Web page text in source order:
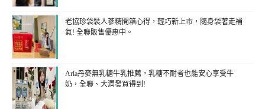
老協珍袋裝人蔘精開箱心得，輕巧新上市，隨身袋著走補
氣! 全聯販售優惠中。
Arla丹麥無乳糖牛乳推薦，乳糖不耐者也能安心享受牛
奶，全聯、大潤發買得到!